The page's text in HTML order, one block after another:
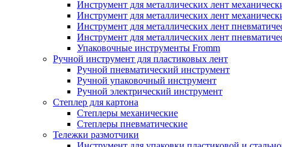
Инструмент для металлических лент
Инструмент для металлических лент
Инструмент для металлических лент
Инструмент для металлических лент
Упаковочные инструменты Fromm
Ручной инструмент для пластиковых лент
Ручной пневматический инструмент
Ручной упаковочный инструмент
Ручной электрический инструмент
Степлер для картона
Степлеры механические
Степлеры пневматические
Тележки размотчики